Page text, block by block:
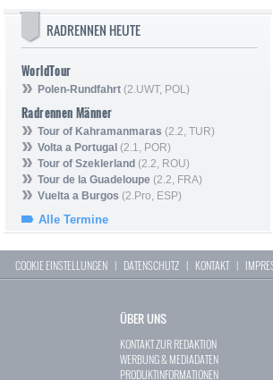
RADRENNEN HEUTE
WorldTour
Polen-Rundfahrt (2.UWT, POL)
Radrennen Männer
Tour of Kahramanmaras (2.2, TUR)
Volta a Portugal (2.1, POR)
Tour of Szeklerland (2.2, ROU)
Tour de la Guadeloupe (2.2, FRA)
Vuelta a Burgos (2.Pro, ESP)
Alle Termine
COOKIE EINSTELLUNGEN | DATENSCHUTZ | KONTAKT|
ÜBER UNS
KONTAKT ZUR REDAKTION
WERBUNG & MEDIADATEN
PRODUKTINFORMATIONEN